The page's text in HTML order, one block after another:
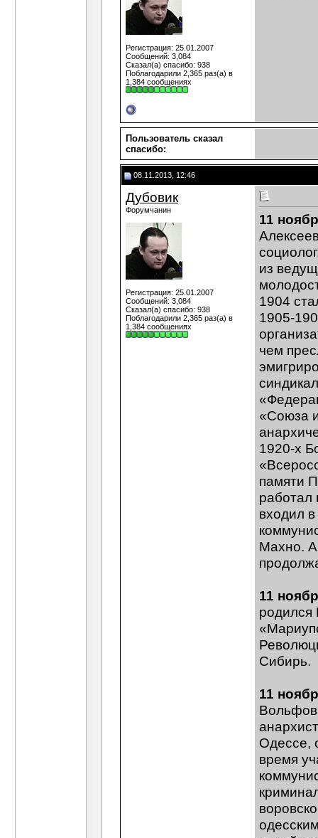
Регистрация: 25.01.2007
Сообщений: 3,084
Сказал(а) спасибо: 938
Поблагодарили 2,365 раз(а) в
1,384 сообщениях
Пользователь сказал
cпасибо:
08.11.2013, 12:46
Дубовик
Форумчанин
Регистрация: 25.01.2007
Сообщений: 3,084
Сказал(а) спасибо: 938
Поблагодарили 2,365 раз(а) в
1,384 сообщениях
11
из
1904
1905-
чем
«Союза
1920-х
памяти
работал
входил
Махно.
11
родился
Сибирь.
11
Одессе,
время